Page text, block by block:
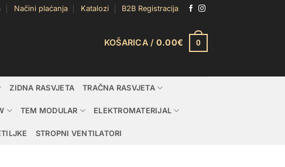
Načini plaćanja Katalozi B2B Registracija
KOŠARICA / 0.00€ 0
ZIDNA RASVJETA TRAČNA RASVJETA
TEM MODULAR ELEKTROMATERIJAL
STROPNI VENTILATORI